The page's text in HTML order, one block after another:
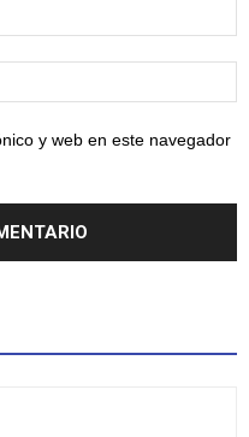
y web en este navegador